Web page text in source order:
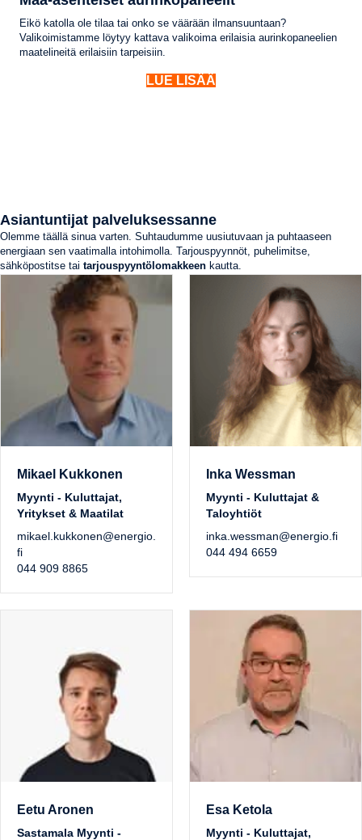
Eikö katolla ole tilaa tai onko se väärään ilmansuuntaan?
Valikoimistamme löytyy kattava valikoima erilaisia aurinkopaneelien
maatelineitä erilaisiin tarpeisiin.
LUE LISÄÄ
Asiantuntijat palveluksessanne
Olemme täällä sinua varten. Suhtaudumme uusiutuvaan ja puhtaaseen
energiaan sen vaatimalla intohimolla. Tarjouspyynnöt, puhelimitse,
sähköpostitse tai tarjouspyyntölomakkeen kautta.
Mikael Kukkonen
Myynti - Kuluttajat,
Yritykset & Maatilat
mikael.kukkonen@energio.
fi
044 909 8865
Inka Wessman
Myynti - Kuluttajat &
Taloyhtiöt
inka.wessman@energio.fi
044 494 6659
Eetu Aronen
Sastamala Myynti -
Esa Ketola
Myynti - Kuluttajat,